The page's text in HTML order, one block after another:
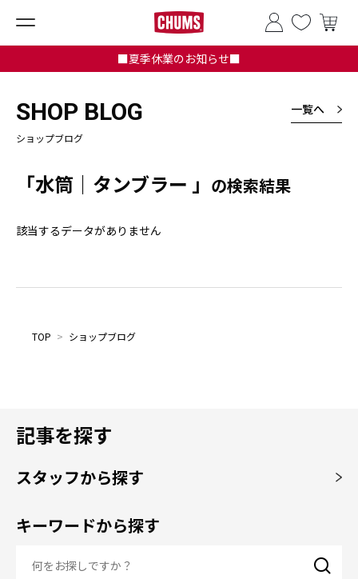
■夏季休業のお知らせ■
SHOP BLOG
ショップブログ
一覧へ
「水筒｜タンブラー 」 の検索結果
該当するデータがありません
TOP > ショップブログ
記事を探す
スタッフから探す
キーワードから探す